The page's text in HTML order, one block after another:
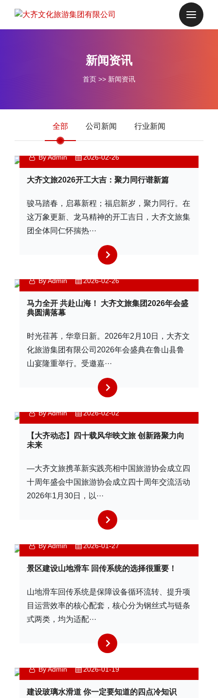
新闻资讯
首页 >> 新闻资讯
全部 公司新闻 行业新闻
By Admin 2026-02-26
大齐文旅2026开工大吉：聚力同行谱新篇
骏马踏春，启幕新程；福启新岁，聚力同行。在
这万象更新、龙马精神的开工吉日，大齐文旅集
团全体同仁怀揣热···
By Admin 2026-02-26
马力全开 共赴山海！ 大齐文旅集团2026年会盛
典圆满落幕
时光荏苒，华章日新。2026年2月10日，大齐文
化旅游集团有限公司2026年会盛典在鲁山县鲁
山宴隆重举行。受邀嘉···
By Admin 2026-02-02
【大齐动态】四十载风华映文旅 创新路聚力向
未来
—大齐文旅携革新实践亮相中国旅游协会成立四
十周年盛会中国旅游协会成立四十周年交流活动
2026年1月30日，以···
By Admin 2026-01-27
景区建设山地滑车 回传系统的选择很重要！
山地滑车回传系统是保障设备循环流转、提升项
目运营效率的核心配套，核心分为钢丝式与链条
式两类，均为适配···
By Admin 2026-01-19
建设玻璃水滑道 你一定要知道的四点冷知识